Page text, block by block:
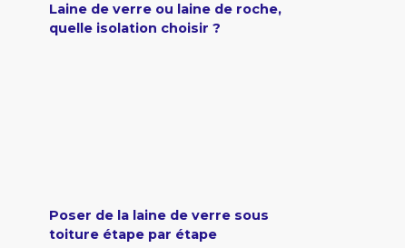
Laine de verre ou laine de roche,
quelle isolation choisir ?
Poser de la laine de verre sous
toiture étape par étape